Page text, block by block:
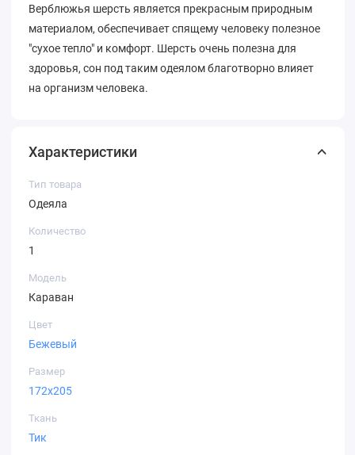
Верблюжья шерсть является прекрасным природным
материалом, обеспечивает спящему человеку полезное
"сухое тепло" и комфорт. Шерсть очень полезна для
здоровья, сон под таким одеялом благотворно влияет
на организм человека.
Характеристики
Тип товара
Одеяла
Количество
1
Модель
Караван
Цвет
Бежевый
Размер
172х205
Ткань
Тик